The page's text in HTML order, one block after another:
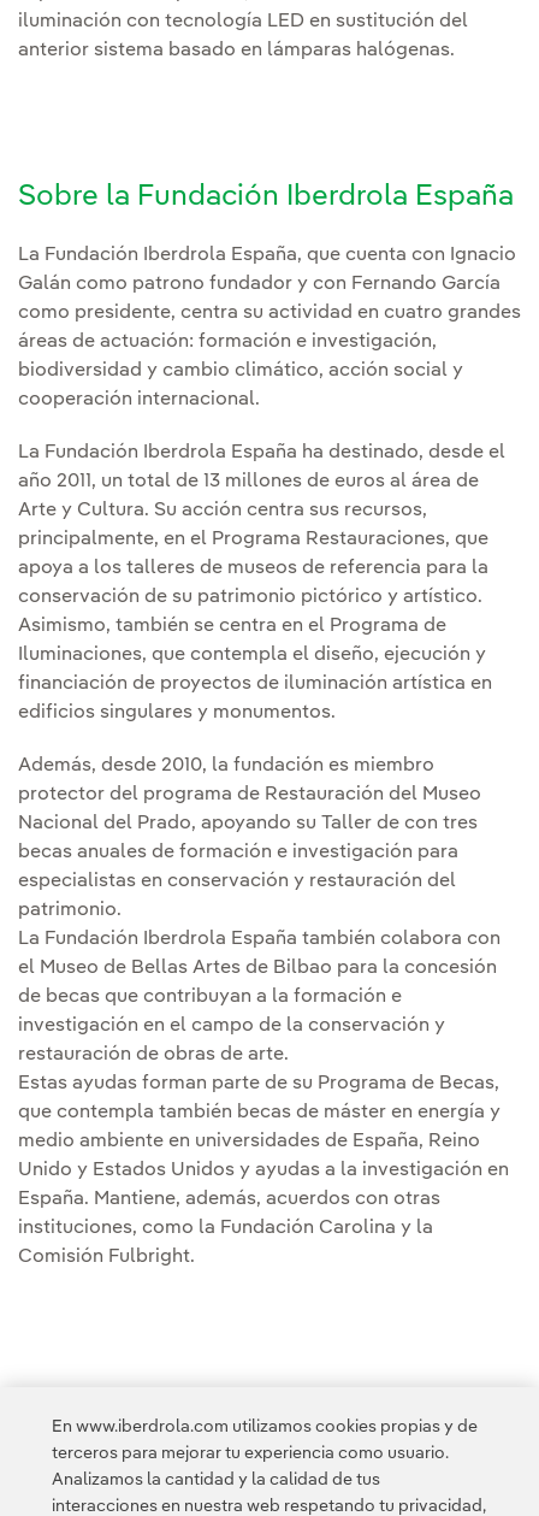
iluminación con tecnología LED en sustitución del
anterior sistema basado en lámparas halógenas.
Sobre la Fundación Iberdrola España
La Fundación Iberdrola España, que cuenta con Ignacio
Galán como patrono fundador y con Fernando García
como presidente, centra su actividad en cuatro grandes
áreas de actuación: formación e investigación,
biodiversidad y cambio climático, acción social y
cooperación internacional.
La Fundación Iberdrola España ha destinado, desde el
año 2011, un total de 13 millones de euros al área de
Arte y Cultura. Su acción centra sus recursos,
principalmente, en el Programa Restauraciones, que
apoya a los talleres de museos de referencia para la
conservación de su patrimonio pictórico y artístico.
Asimismo, también se centra en el Programa de
Iluminaciones, que contempla el diseño, ejecución y
financiación de proyectos de iluminación artística en
edificios singulares y monumentos.
Además, desde 2010, la fundación es miembro
protector del programa de Restauración del Museo
Nacional del Prado, apoyando su Taller de con tres
becas anuales de formación e investigación para
especialistas en conservación y restauración del
patrimonio.
La Fundación Iberdrola España también colabora con
el Museo de Bellas Artes de Bilbao para la concesión
de becas que contribuyan a la formación e
investigación en el campo de la conservación y
restauración de obras de arte.
Estas ayudas forman parte de su Programa de Becas,
que contempla también becas de máster en energía y
medio ambiente en universidades de España, Reino
Unido y Estados Unidos y ayudas a la investigación en
España. Mantiene, además, acuerdos con otras
instituciones, como la Fundación Carolina y la
Comisión Fulbright.
Acceso a información legal
En www.iberdrola.com utilizamos cookies propias y de
terceros para mejorar tu experiencia como usuario.
Analizamos la cantidad y la calidad de tus
interacciones en nuestra web respetando tu privacidad,